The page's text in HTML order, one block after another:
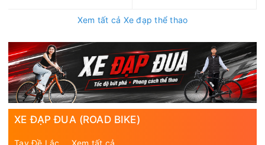
Xem tất cả Xe đạp thể thao
XE ĐẠP ĐUA (ROAD BIKE)
Tay Đề Lắc Xem tất cả